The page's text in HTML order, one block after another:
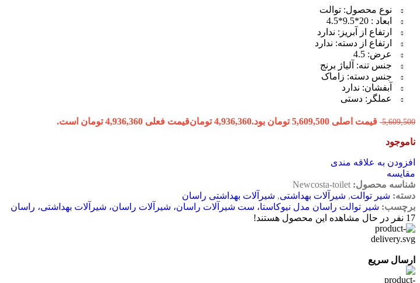
نوع محصول: توالت
ابعاد : 20*9.5*4.5
ارتفاع از آبریز: ندارد
ارتفاع از دسته: ندارد
عرض: 4.5
جنس تنه: آلیاژ برنج
جنس دسته: زاماک
آبفشان: ندارد
عملگر: دستی
5,609,500 قیمت اصلی 5,609,500 تومان بود. 4,936,360 تومانقیمت فعلی 4,936,360 تومان است.
ناموجود
افزودن به علاقه مندی
مقایسه
شناسه محصول: Newcosta-toilet
دسته: شیر توالت, شیرآلات بهداشتی, شیرآلات بهداشتی راسان
برچسب: شیر توالت راسان مدل نیوکاستا، ست شیرآلات راسان، شیرآلات راسان، شیرآلات بهداشتی، راسان
17 نفر در حال مشاهده این محصول هستند!
ارسال سریع